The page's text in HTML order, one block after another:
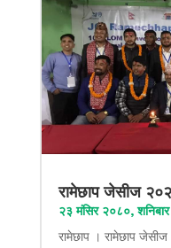
रामेछाप जेसीज
२३ मंसिर २०८०, शनिबार
रामेछाप । रामेछाप